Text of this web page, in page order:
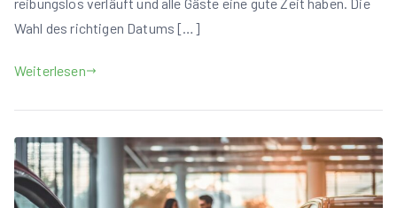
Wahl des richtigen Datums […]
Weiterlesen